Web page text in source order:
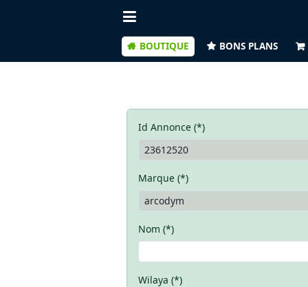
BOUTIQUE BONS PLANS
Id Annonce (*)
Marque (*)
Nom (*)
Wilaya (*)